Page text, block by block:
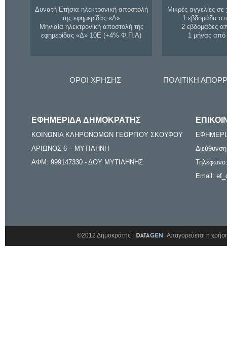
Δυνατή Ετήσια ηλεκτρονική αποστολή
της εφημερίδας «Δ»
Μηνιαία ηλεκτρονική αποστολή της
εφημερίδας «Δ» 10Ε (+4% Φ.Π.Α)
Μικρές αγγελίες σε
1 εβδομάδα
2 εβδομάδες
1 μήνας
ΟΡΟΙ ΧΡΗΣΗΣ ΠΟΛΙΤΙΚΗ
ΕΦΗΜΕΡΙΔΑ ΔΗΜΟΚΡΑΤΗΣ
ΚΟΙΝΩΝΙΑ ΚΛΗΡΟΝΟΜΩΝ ΓΕΩΡΓΙΟΥ ΣΚΟΥΦΟΥ
ΑΡΙΩΝΟΣ 6 – ΜΥΤΙΛΗΝΗ
ΑΦΜ: 999147330 - ΔΟΥ ΜΥΤΙΛΗΝΗΣ
Email:
©2012 Δημοκράτης | Απαγορεύεται η